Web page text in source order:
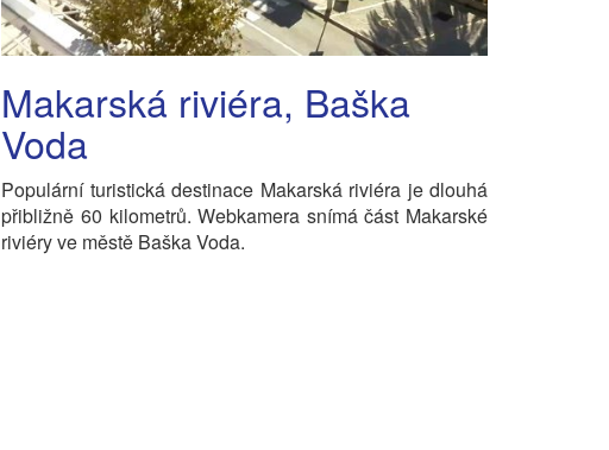
Makarská riviéra, Baška
Voda
Populární turistická destinace Makarská riviéra je dlouhá
přibližně 60 kilometrů. Webkamera snímá část Makarské
riviéry ve městě Baška Voda.